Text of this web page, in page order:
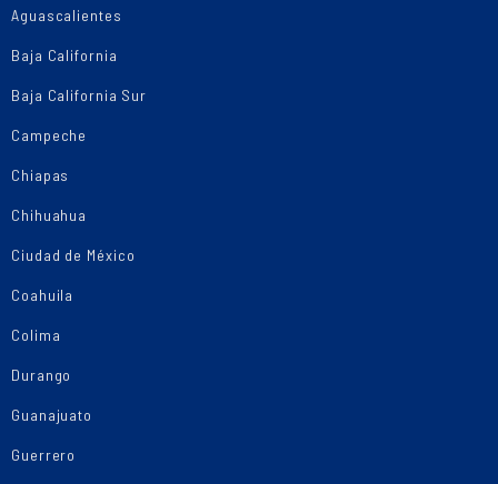
Aguascalientes
Baja California
Baja California Sur
Campeche
Chiapas
Chihuahua
Ciudad de México
Coahuila
Colima
Durango
Guanajuato
Guerrero